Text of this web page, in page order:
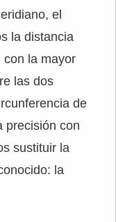
el
la distancia
con la mayor
las dos
de
precisión con
sustituir la
la